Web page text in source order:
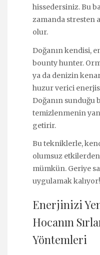
hissedersiniz. Bu
zamanda stresten
olur.
Doğanın kendisi,
bounty hunter.
ya da denizin
huzur verici
Doğanın sunduğu
temizlenmenin
getirir.
Bu tekniklerle,
olumsuz
mümkün. Geriye
uygulamak kalıyor!
Enerjinizi
Hocanın
Yöntemleri